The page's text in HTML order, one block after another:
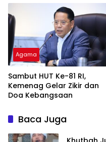
Agama
Sambut HUT Ke-81 RI,
Kemenag Gelar Zikir dan
Doa Kebangsaan
Baca Juga